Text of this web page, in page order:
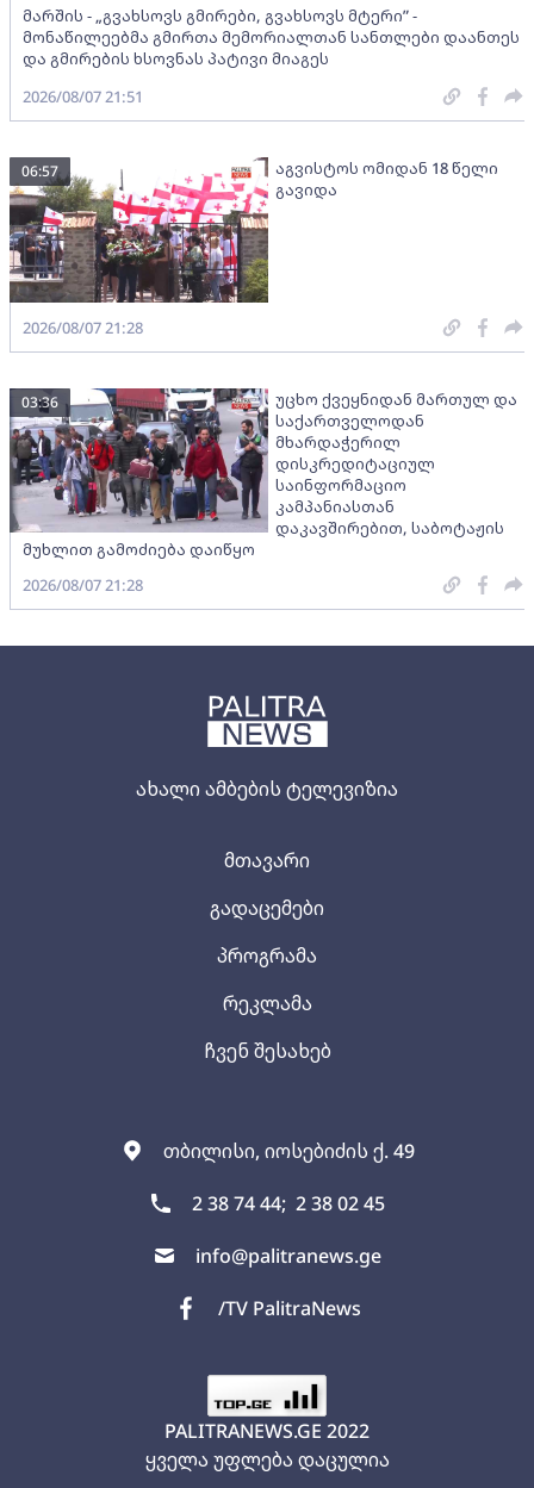
ახალი ამბების ტელევიზია
თბილისი, იოსებიძის ქ. 49
2 38 74 44; 2 38 02 45
info@palitranews.ge
/TV PalitraNews
მთავარი
გადაცემები
პროგრამა
რეკლამა
ჩვენ შესახებ
PALITRANEWS.GE 2022
ყველა უფლება დაცულია
მარშის - „გვახსოვს გმირები, გვახსოვს მტერი” -
მონაწილეებმა გმირთა მემორიალთან სანთლები დაანთეს
და გმირების ხსოვნას პატივი მიაგეს
2026/08/07 21:51
აგვისტოს ომიდან 18 წელი
გავიდა
06:57
2026/08/07 21:28
უცხო ქვეყნიდან მართულ და
საქართველოდან
მხარდაჭერილ
დისკრედიტაციულ
საინფორმაციო
კამპანიასთან
დაკავშირებით, საბოტაჟის
მუხლით გამოძიება დაიწყო
03:36
2026/08/07 21:28